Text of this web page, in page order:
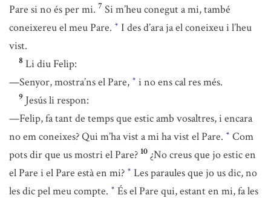
Pare si no és per mi. 7 Si m’heu conegut a mi, també
coneixereu el meu Pare. * I des d’ara ja el coneixeu i l’heu
vist.
8 Li diu Felip:
—Senyor, mostra’ns el Pare, * i no ens cal res més.
9 Jesús li respon:
—Felip, fa tant de temps que estic amb vosaltres, i encara
no em coneixes? Qui m’ha vist a mi ha vist el Pare. * Com
pots dir que us mostri el Pare? 10 ¿No creus que jo estic en
el Pare i el Pare està en mi? * Les paraules que jo us dic, no
les dic pel meu compte. * És el Pare qui, estant en mi, fa les